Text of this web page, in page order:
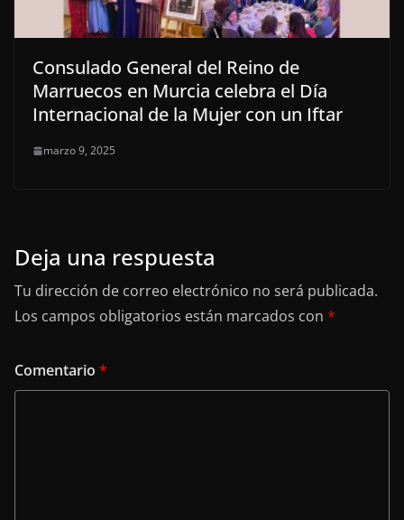
Consulado General del Reino de
Marruecos en Murcia celebra el Día
Internacional de la Mujer con un Iftar
marzo 9, 2025
Deja una respuesta
Tu dirección de correo electrónico no será publicada.
Los campos obligatorios están marcados con *
Comentario *